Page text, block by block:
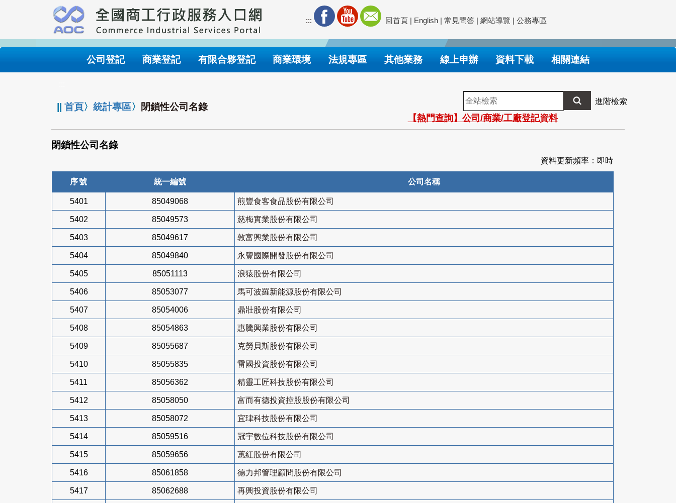
要
內
::: 回首頁 | English | 常見問答 | 網站導覽 | 公務專區
公司登記 商業登記 有限合夥登記 商業環境 法規專區 其他業務 線上申辦 資料下載 相關連結
||首頁〉統計專區〉 閉鎖性公司名錄
全
站
檢
索
進階檢索
【熱門查詢】公司/商業/工廠登記資料
閉鎖性公司名錄
資料更新頻率：即時
序號 統一編號 公司名稱
5401 85049068 煎豐食客食品股份有限公司
5402 85049573 慈梅實業股份有限公司
5403 85049617 敦富興業股份有限公司
5404 85049840 永豐國際開發股份有限公司
5405 85051113 浪猿股份有限公司
5406 85053077 馬可波羅新能源股份有限公司
5407 85054006 鼎壯股份有限公司
5408 85054863 惠騰興業股份有限公司
5409 85055687 克勞貝斯股份有限公司
5410 85055835 雷國投資股份有限公司
5411 85056362 精靈工匠科技股份有限公司
5412 85058050 富而有德投資控股股份有限公司
5413 85058072 宜珒科技股份有限公司
5414 85059516 冠宇數位科技股份有限公司
5415 85059656 蕙紅股份有限公司
5416 85061858 德力邦管理顧問股份有限公司
5417 85062688 再興投資股份有限公司